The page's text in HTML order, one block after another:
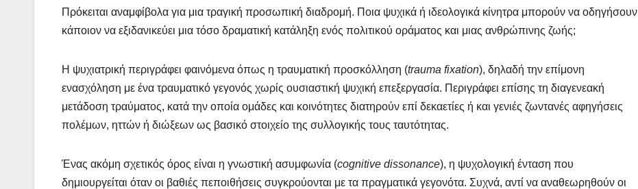
Πρόκειται αναμφίβολα για μια τραγική προσωπική διαδρομή. Ποια ψυχικά ή ιδεολογικά κίνητρα μπορούν να οδηγήσουν
κάποιον να εξιδανικεύει μια τόσο δραματική κατάληξη ενός πολιτικού οράματος και μιας ανθρώπινης ζωής;
Η ψυχιατρική περιγράφει φαινόμενα όπως η τραυματική προσκόλληση (trauma fixation), δηλαδή την επίμονη
ενασχόληση με ένα τραυματικό γεγονός χωρίς ουσιαστική ψυχική επεξεργασία. Περιγράφει επίσης τη διαγενεακή
μετάδοση τραύματος, κατά την οποία ομάδες και κοινότητες διατηρούν επί δεκαετίες ή και γενιές ζωντανές αφηγήσεις
πολέμων, ηττών ή διώξεων ως βασικό στοιχείο της συλλογικής τους ταυτότητας.
Ένας ακόμη σχετικός όρος είναι η γνωστική ασυμφωνία (cognitive dissonance), η ψυχολογική ένταση που
δημιουργείται όταν οι βαθιές πεποιθήσεις συγκρούονται με τα πραγματικά γεγονότα. Συχνά, αντί να αναθεωρηθούν οι